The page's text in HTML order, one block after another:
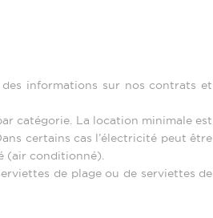
informations sur nos contrats et
catégorie. La location minimale est
certains cas l’électricité peut être
(air conditionné).
de plage ou de serviettes de